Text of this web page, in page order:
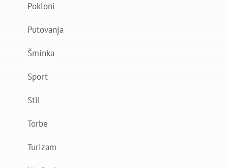
Pokloni
Putovanja
Šminka
Sport
Stil
Torbe
Turizam